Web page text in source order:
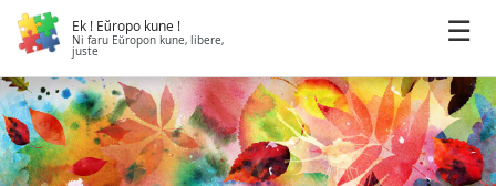
Ek ! Eŭropo kune !
Ni faru Eŭropon kune, libere,
juste